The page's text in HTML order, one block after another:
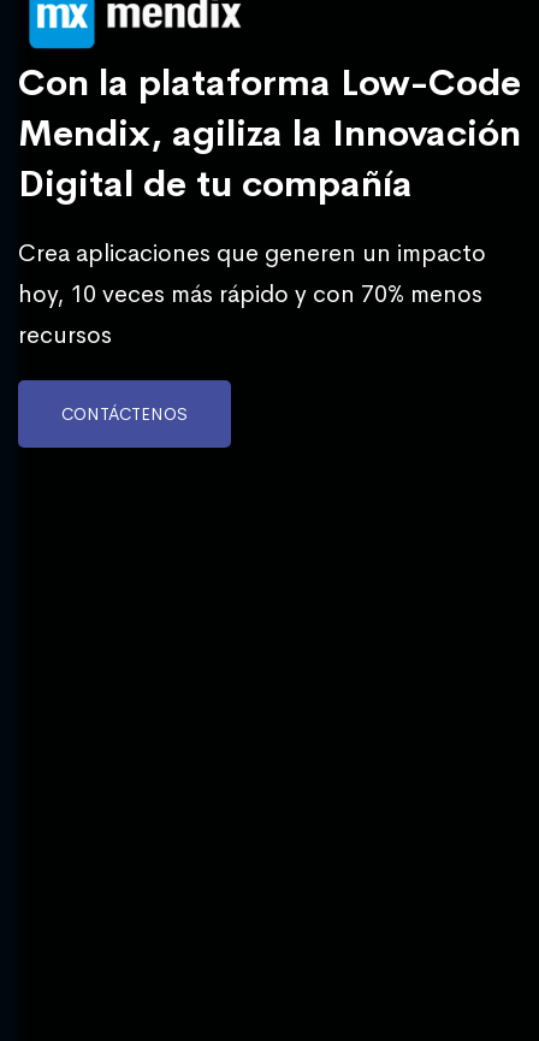
Con la plataforma Low-Code
Mendix, agiliza la Innovación
Digital de tu compañía
Crea aplicaciones que generen un impacto
hoy, 10 veces más rápido y con 70% menos
recursos
CONTÁCTENOS